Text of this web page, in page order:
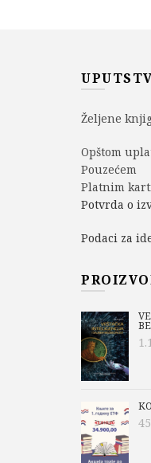
Željene
Opštom
Pouzećem
Platnim
Potvrda o
Podaci za